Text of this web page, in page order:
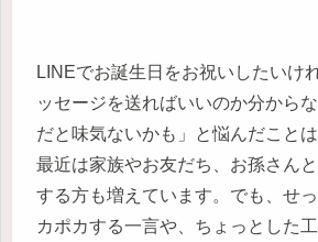
LINEでお誕生日をお祝いしたいけ
ッセージを送ればいいのか分から
だと味気ないかも」と悩んだこと
最近は家族やお友だち、お孫さん
する方も増えています。でも、せ
カポカする一言や、ちょっとした